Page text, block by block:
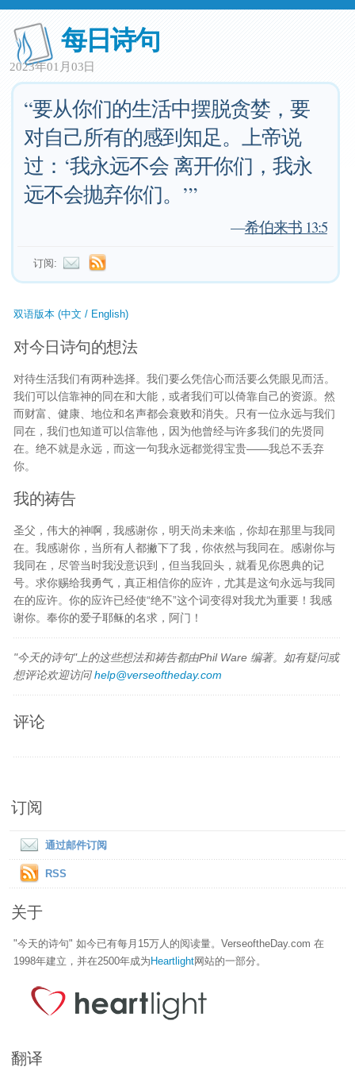
每日诗句
2023年01月03日
“要从你们的生活中摆脱贪婪，要
对自己所有的感到知足。上帝说
过：‘我永远不会 离开你们，我永
远不会抛弃你们。’”
—希伯来书 13:5
订阅:
双语版本 (中文 / English)
对今日诗句的想法
对待生活我们有两种选择。我们要么凭信心而活要么凭眼见而活。
我们可以信靠神的同在和大能，或者我们可以倚靠自己的资源。然
而财富、健康、地位和名声都会衰败和消失。只有一位永远与我们
同在，我们也知道可以信靠他，因为他曾经与许多我们的先贤同
在。绝不就是永远，而这一句我永远都觉得宝贵——我总不丢弃
你。
我的祷告
圣父，伟大的神啊，我感谢你，明天尚未来临，你却在那里与我同
在。我感谢你，当所有人都撇下了我，你依然与我同在。感谢你与
我同在，尽管当时我没意识到，但当我回头，就看见你恩典的记
号。求你赐给我勇气，真正相信你的应许，尤其是这句永远与我同
在的应许。你的应许已经使“绝不”这个词变得对我尤为重要！我感
谢你。奉你的爱子耶稣的名求，阿门！
"今天的诗句"上的这些想法和祷告都由Phil Ware 编著。如有疑问或
想评论欢迎访问help@verseoftheday.com
评论
订阅
通过邮件订阅
RSS
关于
"今天的诗句" 如今已有每月15万人的阅读量。VerseoftheDay.com 在
1998年建立，并在2500年成为 Heartlight网站的一部分。
翻译